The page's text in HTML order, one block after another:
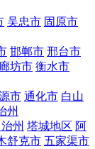
吴忠市 固原市
邯郸市 邢台市
廊坊市 衡水市
市 通化市 白山
州
州 塔城地区 阿
舒克市 五家渠市